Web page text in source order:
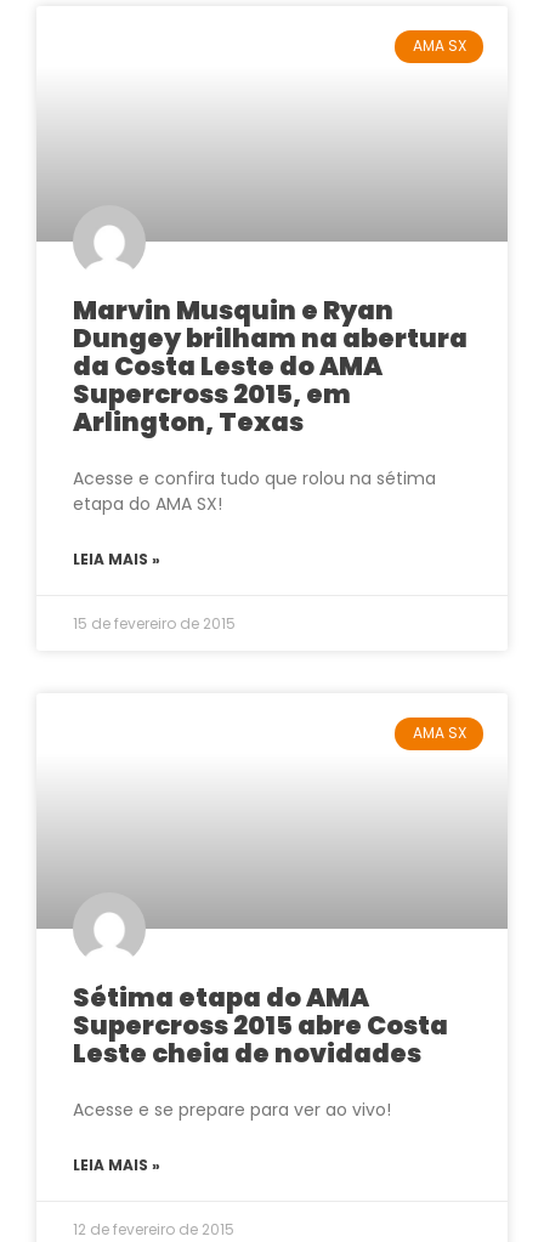
AMA SX
Marvin Musquin e Ryan
Dungey brilham na abertura
da Costa Leste do AMA
Supercross 2015, em
Arlington, Texas
Acesse e confira tudo que rolou na sétima
etapa do AMA SX!
LEIA MAIS »
15 de fevereiro de 2015
AMA SX
Sétima etapa do AMA
Supercross 2015 abre Costa
Leste cheia de novidades
Acesse e se prepare para ver ao vivo!
LEIA MAIS »
12 de fevereiro de 2015